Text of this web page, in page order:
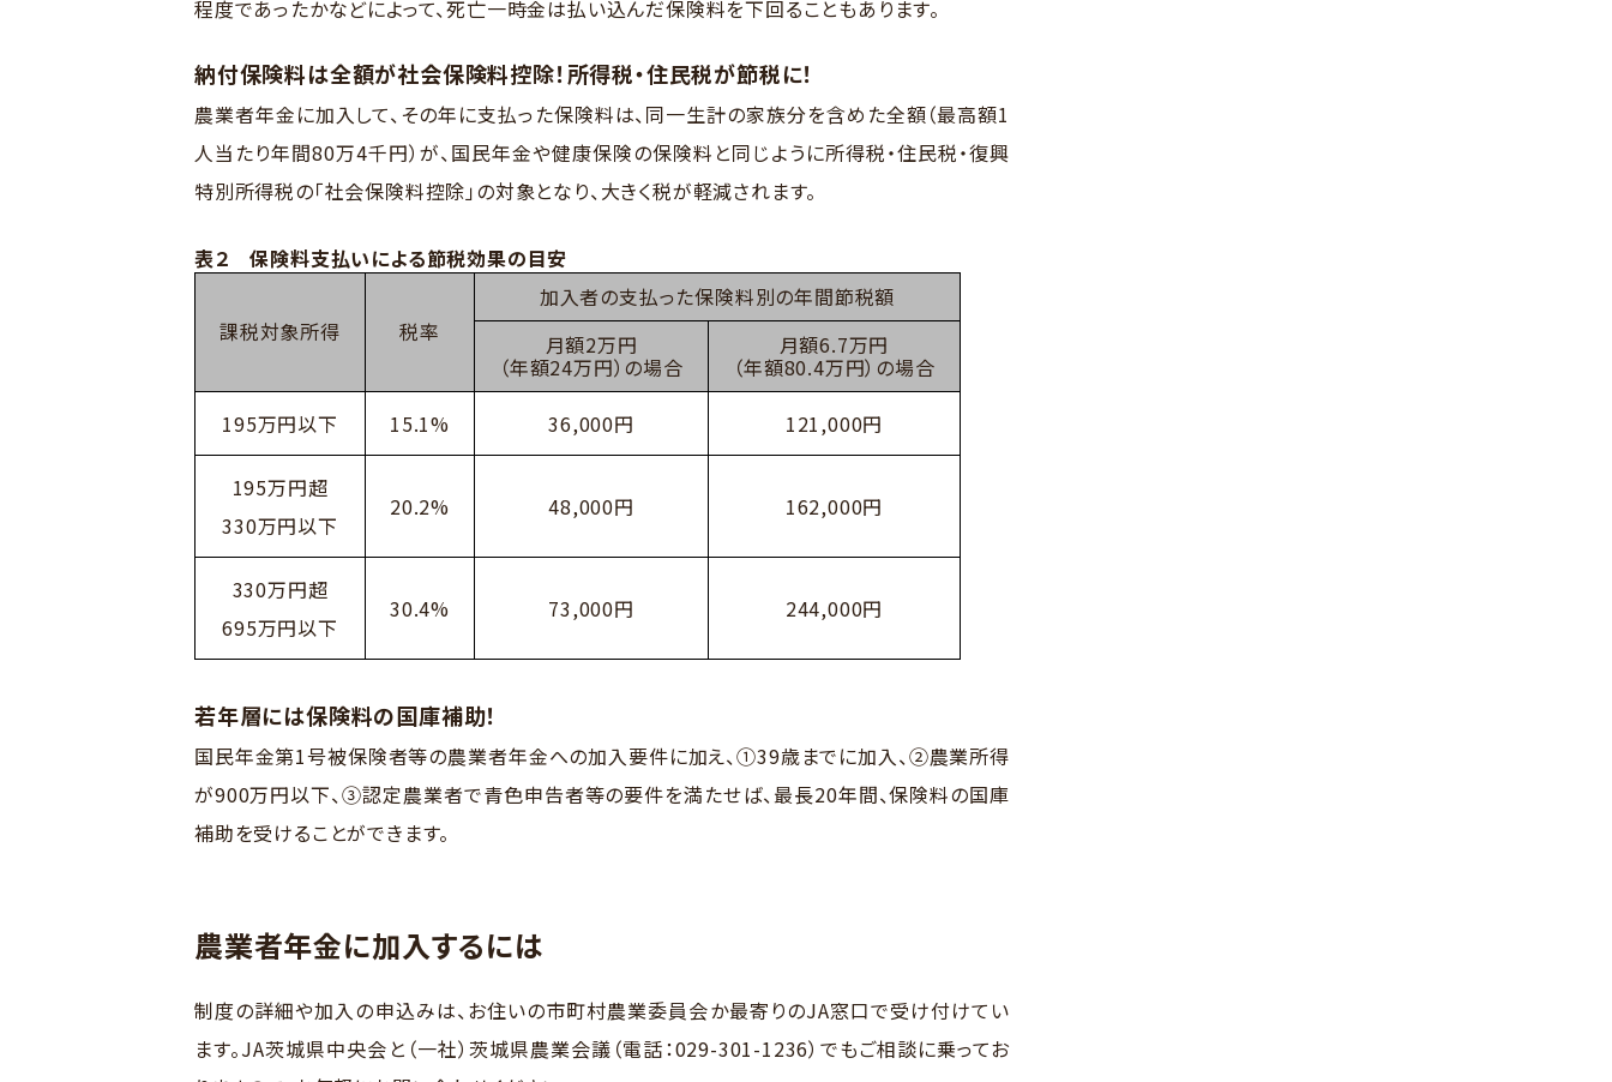
程度であったかなどによって、死亡一時金は払い込んだ保険料を下回ることもあります。
納付保険料は全額が社会保険料控除！所得税・住民税が節税に！
農業者年金に加入して、その年に支払った保険料は、同一生計の家族分を含めた全額（最高額1
人当たり年間80万4千円）が、国民年金や健康保険の保険料と同じように所得税・住民税・復興
特別所得税の「社会保険料控除」の対象となり、大きく税が軽減されます。
表２ 保険料支払いによる節税効果の目安
課税対象所得 税率
加入者の支払った保険料別の年間節税額
月額2万円
（年額24万円）の場合
月額6.7万円
（年額80.4万円）の場合
195万円以下
15.1% 36,000円 121,000円
195万円超
330万円以下
20.2% 48,000円 162,000円
330万円超
695万円以下
30.4% 73,000円 244,000円
若年層には保険料の国庫補助！
国民年金第1号被保険者等の農業者年金への加入要件に加え、①39歳までに加入、②農業所得
が900万円以下、③認定農業者で青色申告者等の要件を満たせば、最長20年間、保険料の国庫
補助を受けることができます。
農業者年金に加入するには
制度の詳細や加入の申込みは、お住いの市町村農業委員会か最寄りのJA窓口で受け付けてい
ます。JA茨城県中央会と（一社）茨城県農業会議（電話：029-301-1236）でもご相談に乗ってお